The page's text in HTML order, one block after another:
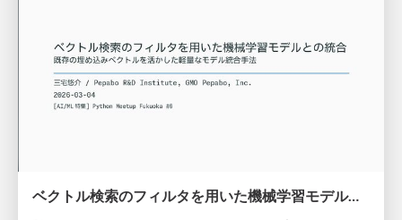
ベクトル検索のフィルタを用いた機械学習モデルとの統合 / python-meetup-fukuoka-06-vector-attr